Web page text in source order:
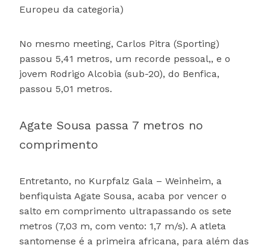
Europeu da categoria)
No mesmo meeting, Carlos Pitra (Sporting)
passou 5,41 metros, um recorde pessoal,, e o
jovem Rodrigo Alcobia (sub-20), do Benfica,
passou 5,01 metros.
Agate Sousa passa 7 metros no
comprimento
Entretanto, no Kurpfalz Gala – Weinheim, a
benfiquista Agate Sousa, acaba por vencer o
salto em comprimento ultrapassando os sete
metros (7,03 m, com vento: 1,7 m/s). A atleta
santomense é a primeira africana, para além das